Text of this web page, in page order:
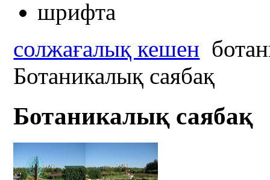
солжағалық кешен
Ботаникалық саябақ
Ботаникалық саябақ